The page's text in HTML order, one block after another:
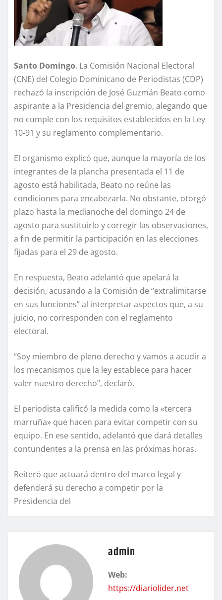
Santo Domingo. La Comisión Nacional Electoral
(CNE) del Colegio Dominicano de Periodistas (CDP)
rechazó la inscripción de José Guzmán Beato como
aspirante a la Presidencia del gremio, alegando que
no cumple con los requisitos establecidos en la Ley
10-91 y su reglamento complementario.
El organismo explicó que, aunque la mayoría de los
integrantes de la plancha presentada el 11 de
agosto está habilitada, Beato no reúne las
condiciones para encabezarla. No obstante, otorgó
plazo hasta la medianoche del domingo 24 de
agosto para sustituirlo y corregir las observaciones,
a fin de permitir la participación en las elecciones
fijadas para el 29 de agosto.
En respuesta, Beato adelantó que apelará la
decisión, acusando a la Comisión de “extralimitarse
en sus funciones” al interpretar aspectos que, a su
juicio, no corresponden con el reglamento
electoral.
“Soy miembro de pleno derecho y vamos a acudir a
los mecanismos que la ley establece para hacer
valer nuestro derecho”, declarò.
El periodista calificó la medida como la «tercera
marruña» que hacen para evitar competir con su
equipo. En ese sentido, adelantó que dará detalles
contundentes a la prensa en las próximas horas.
Reiteró que actuará dentro del marco legal y
defenderá su derecho a competir por la
Presidencia del
admin
Web:
https://diariolider.net